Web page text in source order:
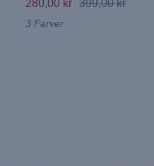
280,00 kr
399,00 kr
3 Farver